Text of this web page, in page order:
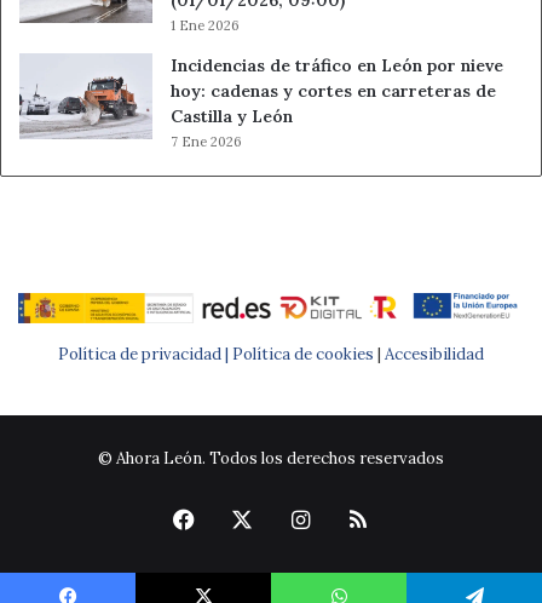
1 Ene 2026
Incidencias de tráfico en León por nieve
hoy: cadenas y cortes en carreteras de
Castilla y León
7 Ene 2026
Política de privacidad | Política de cookies | Accesibilidad
© Ahora León. Todos los derechos reservados
Facebook Instagram
RSS